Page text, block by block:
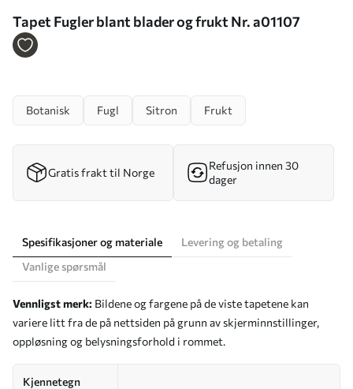
Tapet Fugler blant blader og frukt Nr. a01107
Botanisk Fugl Sitron Frukt
Gratis frakt til Norge
Refusjon innen 30
dager
Spesifikasjoner og materiale
Levering og betaling
Vanlige spørsmål
Vennligst merk: Bildene og fargene på de viste tapetene kan
variere litt fra de på nettsiden på grunn av skjerminnstillinger,
oppløsning og belysningsforhold i rommet.
Kjennetegn